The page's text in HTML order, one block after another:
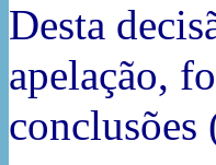
Desta
apelação,
conclusões